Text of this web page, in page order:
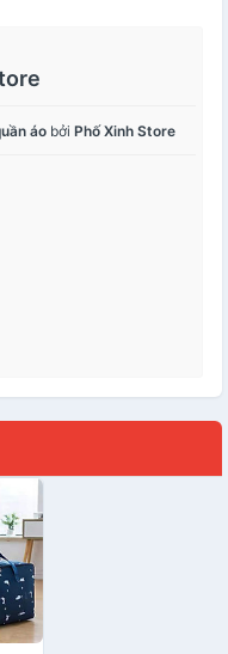
áo bởi Phố Xinh Store